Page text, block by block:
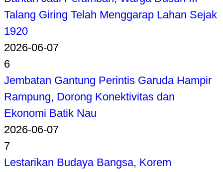
Talang Giring Telah Menggarap Lahan Sejak
1920
2026-06-07
6
Jembatan Gantung Perintis Garuda Hampir
Rampung, Dorong Konektivitas dan
Ekonomi Batik Nau
2026-06-07
7
Lestarikan Budaya Bangsa, Korem